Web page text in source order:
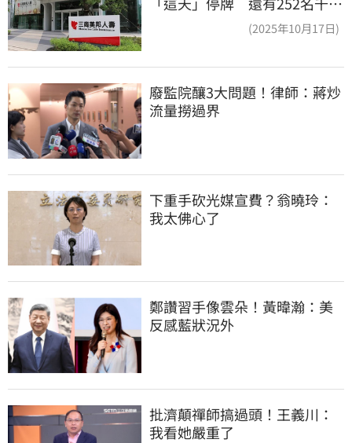
(2025年10月17日)
廢監院釀3大問題！律師：蔣炒
流量撈過界
下重手砍光媒宣費？翁曉玲：
我太佛心了
鄭讚習手像雲朵！黃暐瀚：美
反感藍狀況外
批濟顛禪師搞過頭！王義川：
我看她嚴重了